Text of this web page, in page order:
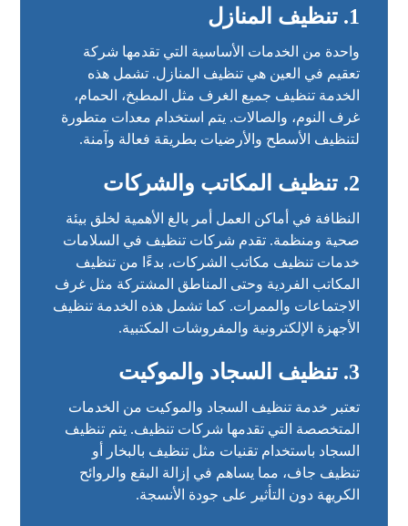
1. تنظيف المنازل
واحدة من الخدمات الأساسية التي تقدمها شركة
تعقيم في العين هي تنظيف المنازل. تشمل هذه
الخدمة تنظيف جميع الغرف مثل المطبخ، الحمام،
غرف النوم، والصالات. يتم استخدام معدات متطورة
لتنظيف الأسطح والأرضيات بطريقة فعالة وآمنة.
2. تنظيف المكاتب والشركات
النظافة في أماكن العمل أمر بالغ الأهمية لخلق بيئة
صحية ومنظمة. تقدم شركات تنظيف في السلامات
خدمات تنظيف مكاتب الشركات، بدءًا من تنظيف
المكاتب الفردية وحتى المناطق المشتركة مثل غرف
الاجتماعات والممرات. كما تشمل هذه الخدمة تنظيف
الأجهزة الإلكترونية والمفروشات المكتبية.
3. تنظيف السجاد والموكيت
تعتبر خدمة تنظيف السجاد والموكيت من الخدمات
المتخصصة التي تقدمها شركات تنظيف. يتم تنظيف
السجاد باستخدام تقنيات مثل تنظيف بالبخار أو
تنظيف جاف، مما يساهم في إزالة البقع والروائح
الكريهة دون التأثير على جودة الأنسجة.